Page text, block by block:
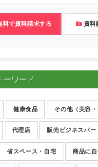
料で資料請求する 資料
ーワード
健康食品 その他（美容・
代理店 販売ビジネスパー
省スペース・自宅 商品に自